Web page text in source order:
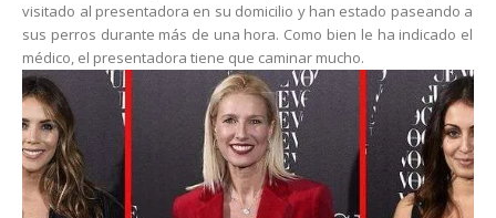
visitado al presentadora en su domicilio y han estado paseando a
sus perros durante más de una hora. Como bien le ha indicado el
médico, el presentadora tiene que caminar mucho.